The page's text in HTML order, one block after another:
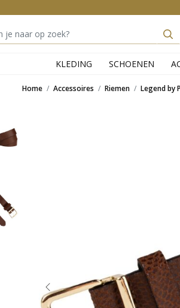
KLEDING SCHOENEN
Home Accessoires Riemen Legend by